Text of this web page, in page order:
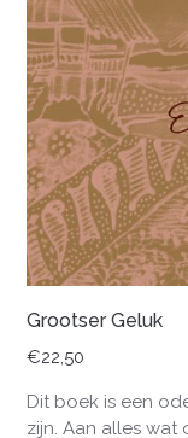
Grootser Geluk
€22,50
Dit boek is een
zijn. Aan alles